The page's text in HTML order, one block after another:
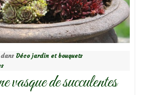
couvre-
sol
préférées
Déco jardin et bouquets
de succulentes